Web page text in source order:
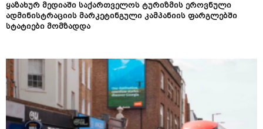
ყაზახურ მედიაში საქართველოს ტურიზმის ეროვნული
ადმინისტრაციის მარკეტინგული კამპანიის ფარგლებში
სტატიები მომზადდა